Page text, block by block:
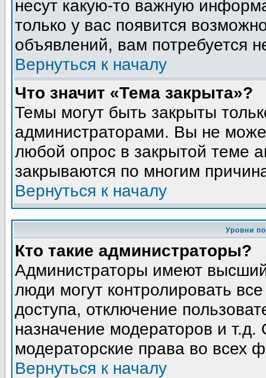
несут какую-то важную
только у вас появится
объявлений, вам потребуется
Вернуться к началу
Что значит «Тема закрыта»?
Темы могут быть закрыты
администраторами. Вы не
любой опрос в закрытой теме
закрываются по многим
Вернуться к началу
Уровни
Кто такие администраторы?
Администраторы имеют
люди могут контролировать
доступа, отключение
назначение модераторов и
модераторские права во всех
Вернуться к началу